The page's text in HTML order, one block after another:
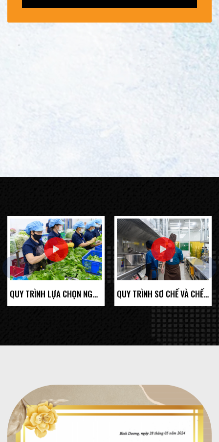
QUY TRÌNH LỰA CHỌN NGUYÊN LIỆU ĐẦU VÀO ĐẠT CHUẨN NGỰ PHẨM QUY TRÌNH SƠ CHẾ VÀ CHẾ BIẾN
prev next